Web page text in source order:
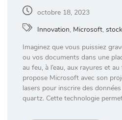
octobre 18, 2023
Innovation, Microsoft,
Imaginez que vous puissiez
ou vos documents dans une
au feu, à l’eau, aux rayures et
propose Microsoft avec son
lasers pour inscrire des
quartz. Cette technologie